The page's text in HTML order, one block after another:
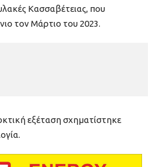
Κασσαβέτειας, που
τον Μάρτιο του 2023.
εξέταση σχηματίστηκε